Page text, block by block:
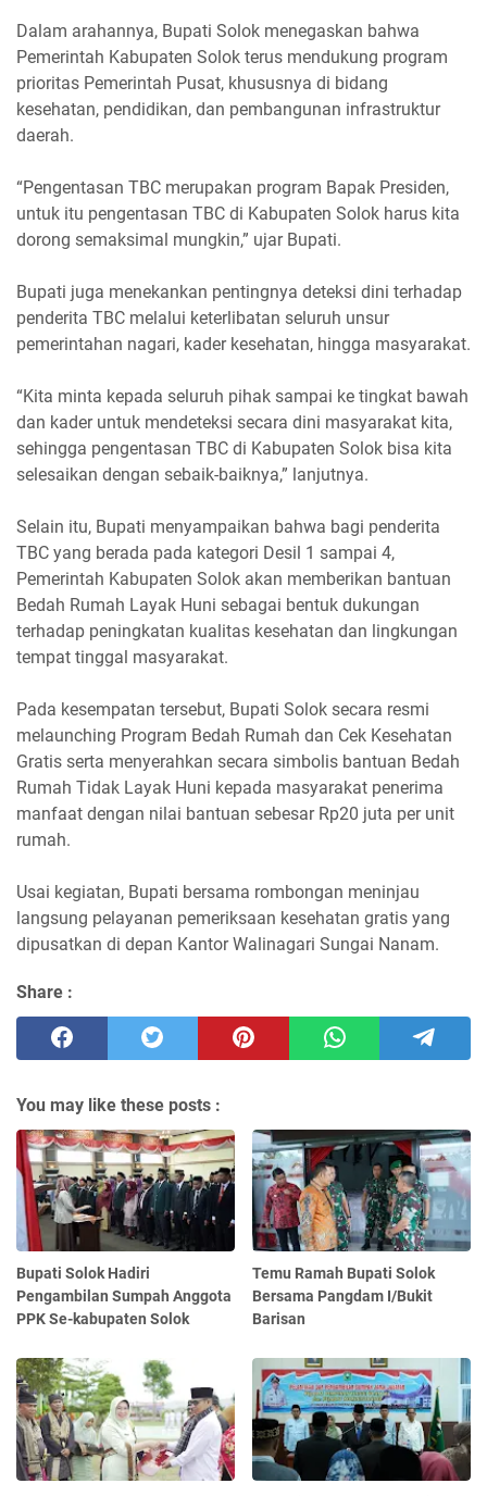
‎Dalam arahannya, Bupati Solok menegaskan bahwa
Pemerintah Kabupaten Solok terus mendukung program
prioritas Pemerintah Pusat, khususnya di bidang
kesehatan, pendidikan, dan pembangunan infrastruktur
daerah.
‎“Pengentasan TBC merupakan program Bapak Presiden,
untuk itu pengentasan TBC di Kabupaten Solok harus kita
dorong semaksimal mungkin,” ujar Bupati.
‎Bupati juga menekankan pentingnya deteksi dini terhadap
penderita TBC melalui keterlibatan seluruh unsur
pemerintahan nagari, kader kesehatan, hingga masyarakat.
‎“Kita minta kepada seluruh pihak sampai ke tingkat bawah
dan kader untuk mendeteksi secara dini masyarakat kita,
sehingga pengentasan TBC di Kabupaten Solok bisa kita
selesaikan dengan sebaik-baiknya,” lanjutnya.
‎Selain itu, Bupati menyampaikan bahwa bagi penderita
TBC yang berada pada kategori Desil 1 sampai 4,
Pemerintah Kabupaten Solok akan memberikan bantuan
Bedah Rumah Layak Huni sebagai bentuk dukungan
terhadap peningkatan kualitas kesehatan dan lingkungan
tempat tinggal masyarakat.
‎Pada kesempatan tersebut, Bupati Solok secara resmi
melaunching Program Bedah Rumah dan Cek Kesehatan
Gratis serta menyerahkan secara simbolis bantuan Bedah
Rumah Tidak Layak Huni kepada masyarakat penerima
manfaat dengan nilai bantuan sebesar Rp20 juta per unit
rumah.
‎Usai kegiatan, Bupati bersama rombongan meninjau
langsung pelayanan pemeriksaan kesehatan gratis yang
dipusatkan di depan Kantor Walinagari Sungai Nanam.
Share :
You may like these posts :
Bupati Solok Hadiri
Pengambilan Sumpah Anggota
PPK Se-kabupaten Solok
Temu Ramah Bupati Solok
Bersama Pangdam I/Bukit
Barisan